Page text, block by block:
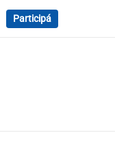
Participá